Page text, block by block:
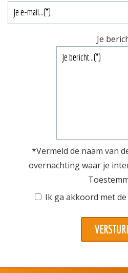
Je
*Vermeld de naam van
overnachting waar je
Ik ga akkoord met de